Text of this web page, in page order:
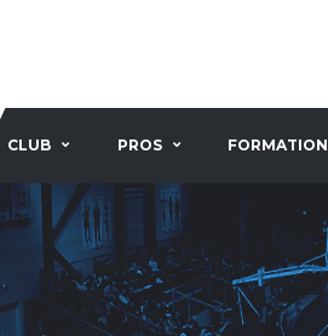
CLUB PROS FORMATION